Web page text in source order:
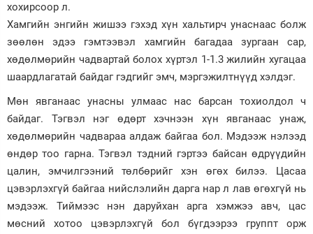
хохирсоор л.
Хамгийн энгийн жишээ гэхэд хүн хальтирч унаснаас болж
зөөлөн эдээ гэмтээвэл хамгийн багадаа зургаан сар,
хөдөлмөрийн чадвартай болох хүртэл 1-1.3 жилийн хугацаа
шаардлагатай байдаг гэдгийг эмч, мэргэжилтнүүд хэлдэг.
Мөн явганаас унасны улмаас нас барсан тохиолдол ч
байдаг. Тэгвэл нэг өдөрт хэчнээн хүн явганаас унаж,
хөдөлмөрийн чадвараа алдаж байгаа бол. Мэдээж нэлээд
өндөр тоо гарна. Тэгвэл тэдний гэртээ байсан өдрүүдийн
цалин, эмчилгээний төлбөрийг хэн өгөх билээ. Цасаа
цэвэрлэхгүй байгаа нийслэлийн дарга нар л лав өгөхгүй нь
мэдээж. Тиймээс нэн даруйхан арга хэмжээ авч, цас
мөсний хотоо цэвэрлэхгүй бол бүгдээрээ группт орж